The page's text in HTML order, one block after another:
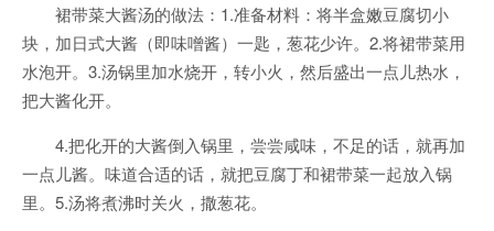
裙带菜大酱汤的做法：1.准备材料：将半盒嫩豆腐切小
块，加日式大酱（即味噌酱）一匙，葱花少许。2.将裙带菜用
水泡开。3.汤锅里加水烧开，转小火，然后盛出一点儿热水，
把大酱化开。
4.把化开的大酱倒入锅里，尝尝咸味，不足的话，就再加
一点儿酱。味道合适的话，就把豆腐丁和裙带菜一起放入锅
里。5.汤将煮沸时关火，撒葱花。